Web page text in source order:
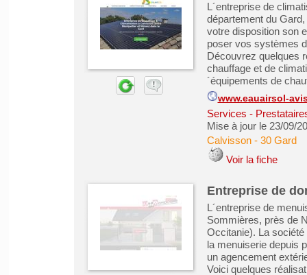
L´entreprise de
département du
votre disposition son
poser vos systèmes
Découvrez quelques
chauffage et de
´équipements de
www.eauairsol-
Services -
Mise à jour le 23/09/
Calvisson- 30 Gard
Voir la fiche
Entreprise de
L´entreprise de
Sommières, près de
Occitanie). La
la menuiserie depuis
un agencement
Voici quelques